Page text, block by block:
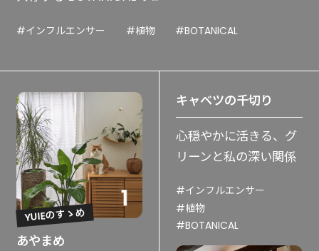
#インフルエンサー #植物 #BOTANICAL
YUIEのすゝめ
あやまめ
キャベツの千切り
心穏やかに活きる、グ
リーンと私の深い関係
#インフルエンサー
#植物
#BOTANICAL